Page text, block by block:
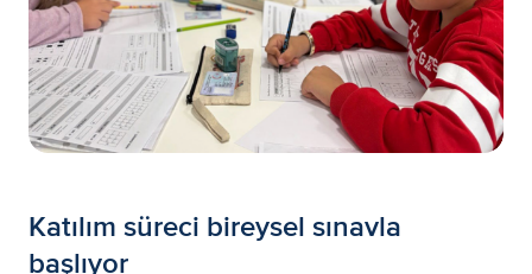
Katılım süreci bireysel sınavla
başlıyor